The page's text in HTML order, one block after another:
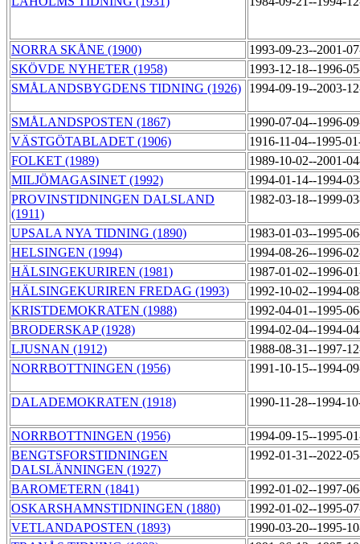
NORRA SKÅNE (1900)
1993-09-23--2001-
SKÖVDE NYHETER (1958)
1993-12-18--1996-
SMÅLANDSBYGDENS TIDNING (1926)
1994-09-19--2003-
SMÅLANDSPOSTEN (1867)
1990-07-04--1996-
VÄSTGÖTABLADET (1906)
1916-11-04--1995-
FOLKET (1989)
1989-10-02--2001-
MILJÖMAGASINET (1992)
1994-01-14--1994-
PROVINSTIDNINGEN DALSLAND
(1911)
1982-03-18--1999-
UPSALA NYA TIDNING (1890)
1983-01-03--1995-
HELSINGEN (1994)
1994-08-26--1996-
HÄLSINGEKURIREN (1981)
1987-01-02--1996-
HÄLSINGEKURIREN FREDAG (1993)
1992-10-02--1994-
KRISTDEMOKRATEN (1988)
1992-04-01--1995-
BRODERSKAP (1928)
1994-02-04--1994-
LJUSNAN (1912)
1988-08-31--1997-
NORRBOTTNINGEN (1956)
1991-10-15--1994-
DALADEMOKRATEN (1918) 1990-11-28--1994-
NORRBOTTNINGEN (1956)
1994-09-15--1995-
BENGTSFORSTIDNINGEN
DALSLÄNNINGEN (1927)
1992-01-31--2022-
BAROMETERN (1841)
1992-01-02--1997-
OSKARSHAMNSTIDNINGEN (1880)
1992-01-02--1995-
VETLANDAPOSTEN (1893)
1990-03-20--1995-